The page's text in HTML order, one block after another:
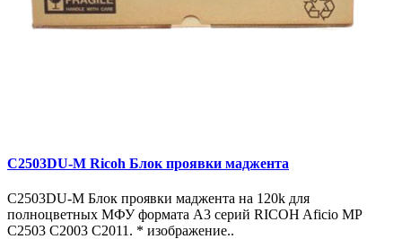
C2503DU-M Ricoh Блок проявки маджента
C2503DU-M Блок проявки маджента на 120k для
полноцветных МФУ формата A3 серий RICOH Aficio MP
C2503 C2003 C2011. * изображение..